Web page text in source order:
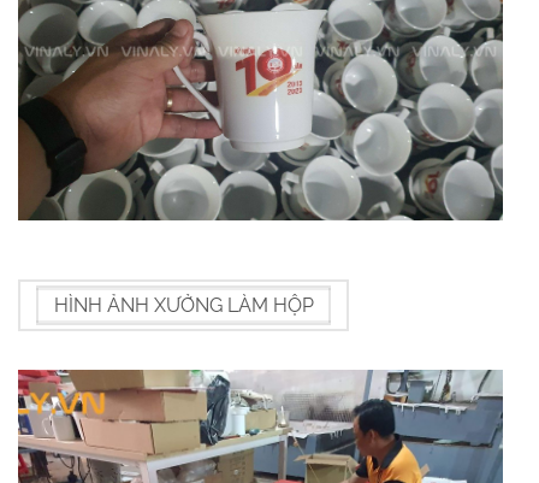
HÌNH ẢNH XƯỞNG LÀM HỘP